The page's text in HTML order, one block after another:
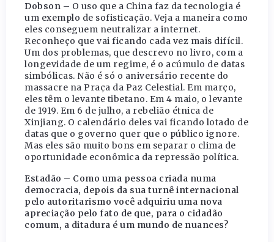
Dobson – O uso que a China faz da tecnologia é
um exemplo de sofisticação. Veja a maneira como
eles conseguem neutralizar a internet.
Reconheço que vai ficando cada vez mais difícil.
Um dos problemas, que descrevo no livro, com a
longevidade de um regime, é o acúmulo de datas
simbólicas. Não é só o aniversário recente do
massacre na Praça da Paz Celestial. Em março,
eles têm o levante tibetano. Em 4 maio, o levante
de 1919. Em 6 de julho, a rebelião étnica de
Xinjiang. O calendário deles vai ficando lotado de
datas que o governo quer que o público ignore.
Mas eles são muito bons em separar o clima de
oportunidade econômica da repressão política.
Estadão – Como uma pessoa criada numa
democracia, depois da sua turnê internacional
pelo autoritarismo você adquiriu uma nova
apreciação pelo fato de que, para o cidadão
comum, a ditadura é um mundo de nuances?